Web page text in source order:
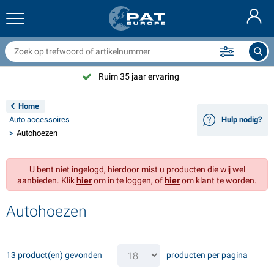
& toebehoren
elektra
Aspöck
verlichting Radex
verlichting LED
interieur
& 24V toebehoren
& camper exterieur
& camper interieur
accessoires
en beslag
en sluitingen
en onderhoud
& blusdekens
artikelen
Deutsch
English
Français
Norsk
Dansk
Ruim 35 jaar ervaring
Home
Auto accessoires
Autohoezen
Hulp nodig?
U bent niet ingelogd, hierdoor mist u producten die wij wel
aanbieden. Klikhierom in te loggen, ofhierom klant te worden.
Autohoezen
13 product(en) gevonden producten per pagina